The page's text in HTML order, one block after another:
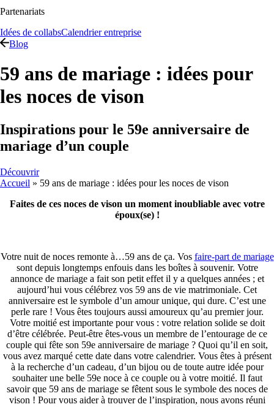
Partenariats
Idées de collabsCalendrier entreprise
Blog
59 ans de mariage : idées pour
les noces de vison
Inspirations pour le 59e anniversaire de
mariage d’un couple
Découvrir
Accueil » 59 ans de mariage : idées pour les noces de vison
Faites de ces noces de vison un moment inoubliable avec votre
époux(se) !
Votre nuit de noces remonte à…59 ans de ça. Vos faire-part de mariage
sont depuis longtemps enfouis dans les boîtes à souvenir. Votre
annonce de mariage a fait son petit effet il y a quelques années ; et
aujourd’hui vous célébrez vos 59 ans de vie matrimoniale. Cet
anniversaire est le symbole d’un amour unique, qui dure. C’est une
perle rare ! Vous êtes toujours aussi amoureux qu’au premier jour.
Votre moitié est importante pour vous : votre relation solide se doit
d’être célébrée. Peut-être êtes-vous un membre de l’entourage de ce
couple qui fête son 59e anniversaire de mariage ? Quoi qu’il en soit,
vous avez marqué cette date dans votre calendrier. Vous êtes à présent
à la recherche d’un cadeau, d’un bijou ou de toute autre idée pour
souhaiter une belle 59e noce à ce couple ou à votre moitié. Il faut
savoir que 59 ans de mariage se fêtent sous le symbole des noces de
vison ! Pour vous aider à trouver de l’inspiration, nous avons réuni